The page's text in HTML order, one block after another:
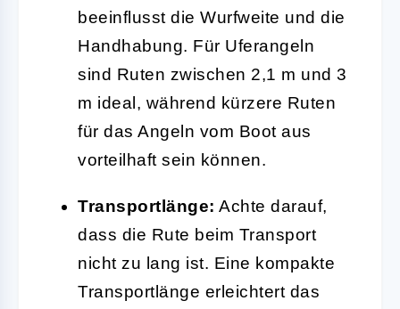
beeinflusst die Wurfweite und die
Handhabung. Für Uferangeln
sind Ruten zwischen 2,1 m und 3
m ideal, während kürzere Ruten
für das Angeln vom Boot aus
vorteilhaft sein können.
Transportlänge: Achte darauf,
dass die Rute beim Transport
nicht zu lang ist. Eine kompakte
Transportlänge erleichtert das